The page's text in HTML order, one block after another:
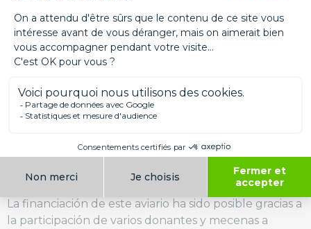
El 15 de agosto de 2023, Parrot World y la Parrot
Wildlife Foundation inauguran el aviario refugio para
los loros grises de Gabón. Este lugar constituye un
remanso de paz para unos sesenta loros grises de
Gabón abandonados, entregados por particulares
que ya no pueden hacerse cargo de ellos o
procedentes de incautaciones administrativas. Aquí
convivir en grupo, en un amplio espacio donde
pueden volar libremente.
La financiación de este aviario ha sido posible gracias a
la participación de varios donantes y mecenas a